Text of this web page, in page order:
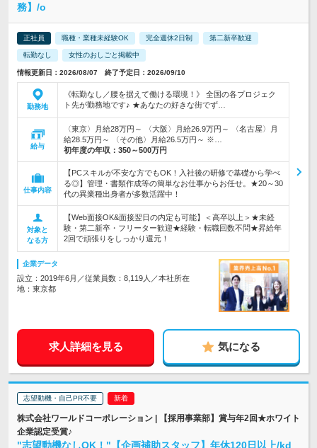
務】/o
正社員 職種・業種未経験OK 完全週休2日制 第二新卒歓迎
転勤なし 女性のおしごと掲載中
情報更新日：2026/08/07 終了予定日：2026/09/10
勤務地
《転勤なし／腰を据えて働ける環境！》 全国の各プロジェク
ト先が勤務地です♪ ★あなたの好きな街でず…
給与
〈東京〉月給28万円～ 〈大阪〉月給26.9万円～ 〈名古屋〉月
給28.5万円～ 〈その他〉月給26.5万円～ ※…
初年度の年収： 350～500万円
仕事内容
【PCスキルが不安な方でもOK！入社後の研修で基礎から学べ
る◎】管理・書類作成等の簡単なお仕事からお任せ。★20～30
代の異業種出身者が多数活躍中！
対象と
なる方
【Web面接OK&面接翌日の内定も可能】＜高卒以上＞★未経
験・第二新卒・フリーター歓迎★経験・転職回数不問★昇給年
2回で頑張りをしっかり還元！
企業データ
設立：2019年6月／従業員数：8,119人／本社所在
地：東京都
求人詳細を見る 気になる
志望動機・自己PR不要
株式会社ワールドコーポレーション | 【採用事業部】賞与年2回★ホワイト
企業認定受賞♪
"志望動機なしOK！"【企画補助スタッフ】年休120日以上/kd